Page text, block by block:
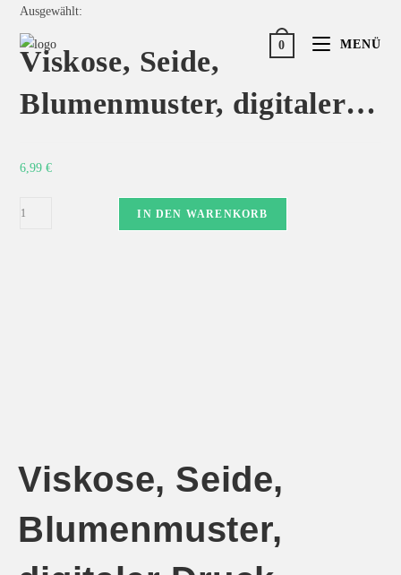
0 MENÜ
Ausgewählt:
Viskose, Seide,
Blumenmuster, digitaler…
6,99€
IN DEN WARENKORB
Viskose, Seide,
Blumenmuster,